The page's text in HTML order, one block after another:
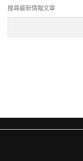
搜尋最新情報文章